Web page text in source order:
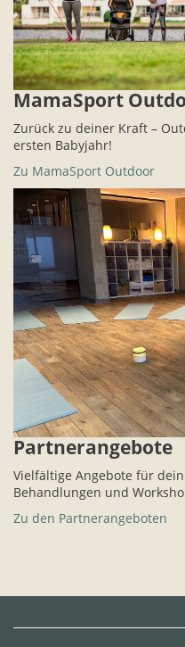
MamaSport
Zurück zu deiner Kraft –
ersten Babyjahr!
Zu MamaSport Outdoor
Partnerangebote
Vielfältige Angebote für
Behandlungen und
Zu den Partnerangeboten